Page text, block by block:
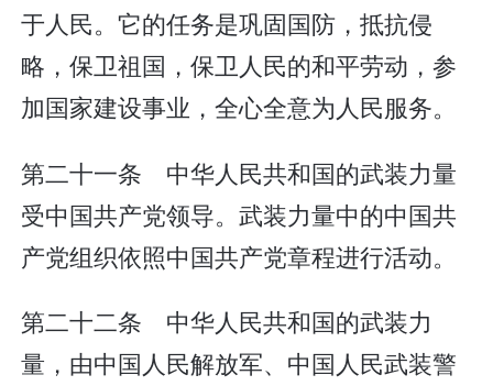
于人民。它的任务是巩固国防，抵抗侵
略，保卫祖国，保卫人民的和平劳动，参
加国家建设事业，全心全意为人民服务。
第二十一条 中华人民共和国的武装力量
受中国共产党领导。武装力量中的中国共
产党组织依照中国共产党章程进行活动。
第二十二条 中华人民共和国的武装力
量，由中国人民解放军、中国人民武装警